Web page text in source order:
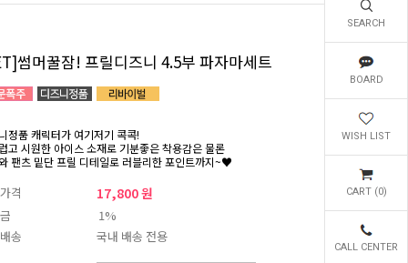
SEARCH
BOARD
WISH LIST
CART (0)
CALL CENTER
썸머꿀잠! 프릴디즈니 4.5부 파자마세트
정품 캐릭터가 여기저기 콕콕!
고 시원한 아이스 소재로 기분좋은 착용감은 물론
팬츠 밑단 프릴 디테일로 러블리한 포인트까지~♥
격 17,800 원
1%
송
국내 배송 전용